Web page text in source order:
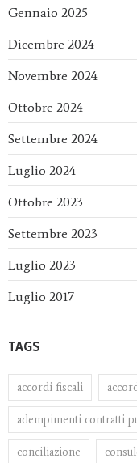
Gennaio 2025
Dicembre 2024
Novembre 2024
Ottobre 2024
Settembre 2024
Luglio 2024
Ottobre 2023
Settembre 2023
Luglio 2023
Luglio 2017
TAGS
accordi fiscali
adempimenti contratti
conciliazione